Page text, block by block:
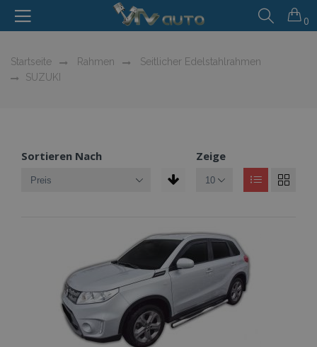
0
Startseite Rahmen
Seitlicher Edelstahlrahmen
SUZUKI
Sortieren Nach Zeige